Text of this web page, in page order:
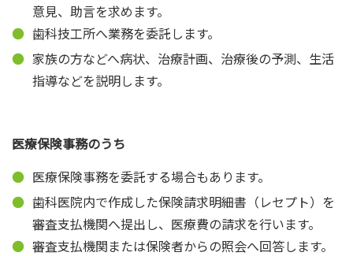
意見、助言を求めます。
歯科技工所へ業務を委託します。
家族の方などへ病状、治療計画、治療後の予測、生活
指導などを説明します。
医療保険事務のうち
医療保険事務を委託する場合もあります。
歯科医院内で作成した保険請求明細書（レセプト）を
審査支払機関へ提出し、医療費の請求を行います。
審査支払機関または保険者からの照会へ回答します。